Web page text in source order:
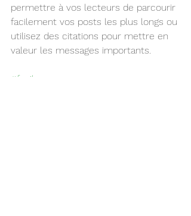
permettre à vos lecteurs de parcourir
facilement vos posts les plus longs ou
utilisez des citations pour mettre en
valeur les messages importants.
#facile